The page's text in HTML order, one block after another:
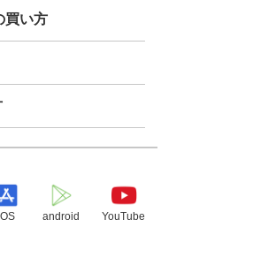
買い方
android YouTube